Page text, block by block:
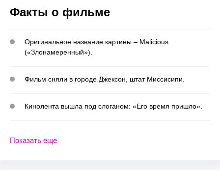
Факты о фильме
Оригинальное название картины – Malicious
(«Злонамеренный»).
Фильм сняли в городе Джексон, штат Миссисипи.
Кинолента вышла под слоганом: «Его время пришло».
Показать еще